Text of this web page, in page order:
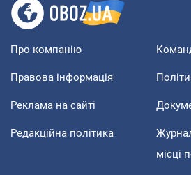
Про компанію
Правова інформація
Реклама на сайті
Редакційна політика
місці